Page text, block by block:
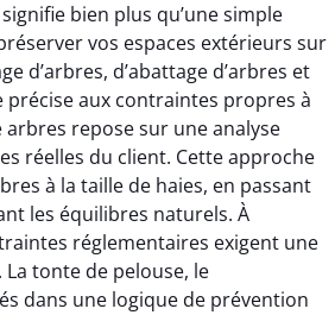
bien plus qu’une simple
vos espaces extérieurs sur
d’arbres, d’abattage d’arbres et
aux contraintes propres à
repose sur une analyse
réelles du client. Cette approche
à la taille de haies, en passant
les équilibres naturels. À
réglementaires exigent une
tonte de pelouse, le
dans une logique de prévention
Léandro Vasseur
12 juillet 2025
Intervention rapide et très
professionnelle pour